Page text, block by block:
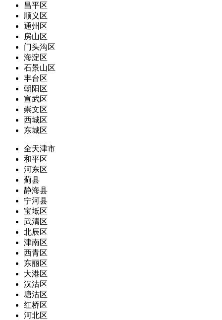
昌平区
顺义区
通州区
房山区
门头沟区
海淀区
石景山区
丰台区
朝阳区
宣武区
崇文区
西城区
东城区
全天津市
和平区
河东区
蓟县
静海县
宁河县
宝坻区
武清区
北辰区
津南区
西青区
东丽区
大港区
汉沽区
塘沽区
红桥区
河北区